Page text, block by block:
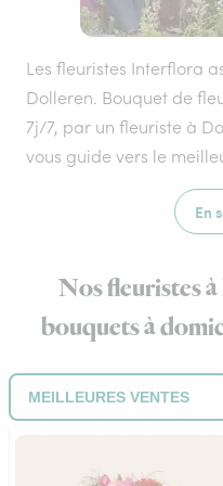
Les fleuristes Interflora
Dolleren. Bouquet de
7j/7, par un fleuriste à
vous guide vers le
En
Nos fleuristes
bouquets à